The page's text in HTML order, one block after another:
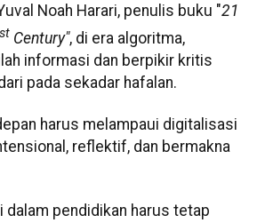
Noah Harari, penulis buku "21
st Century", di era algoritma,
informasi dan berpikir kritis
pada sekadar hafalan.
harus melampaui digitalisasi
reflektif, dan bermakna
dalam pendidikan harus tetap